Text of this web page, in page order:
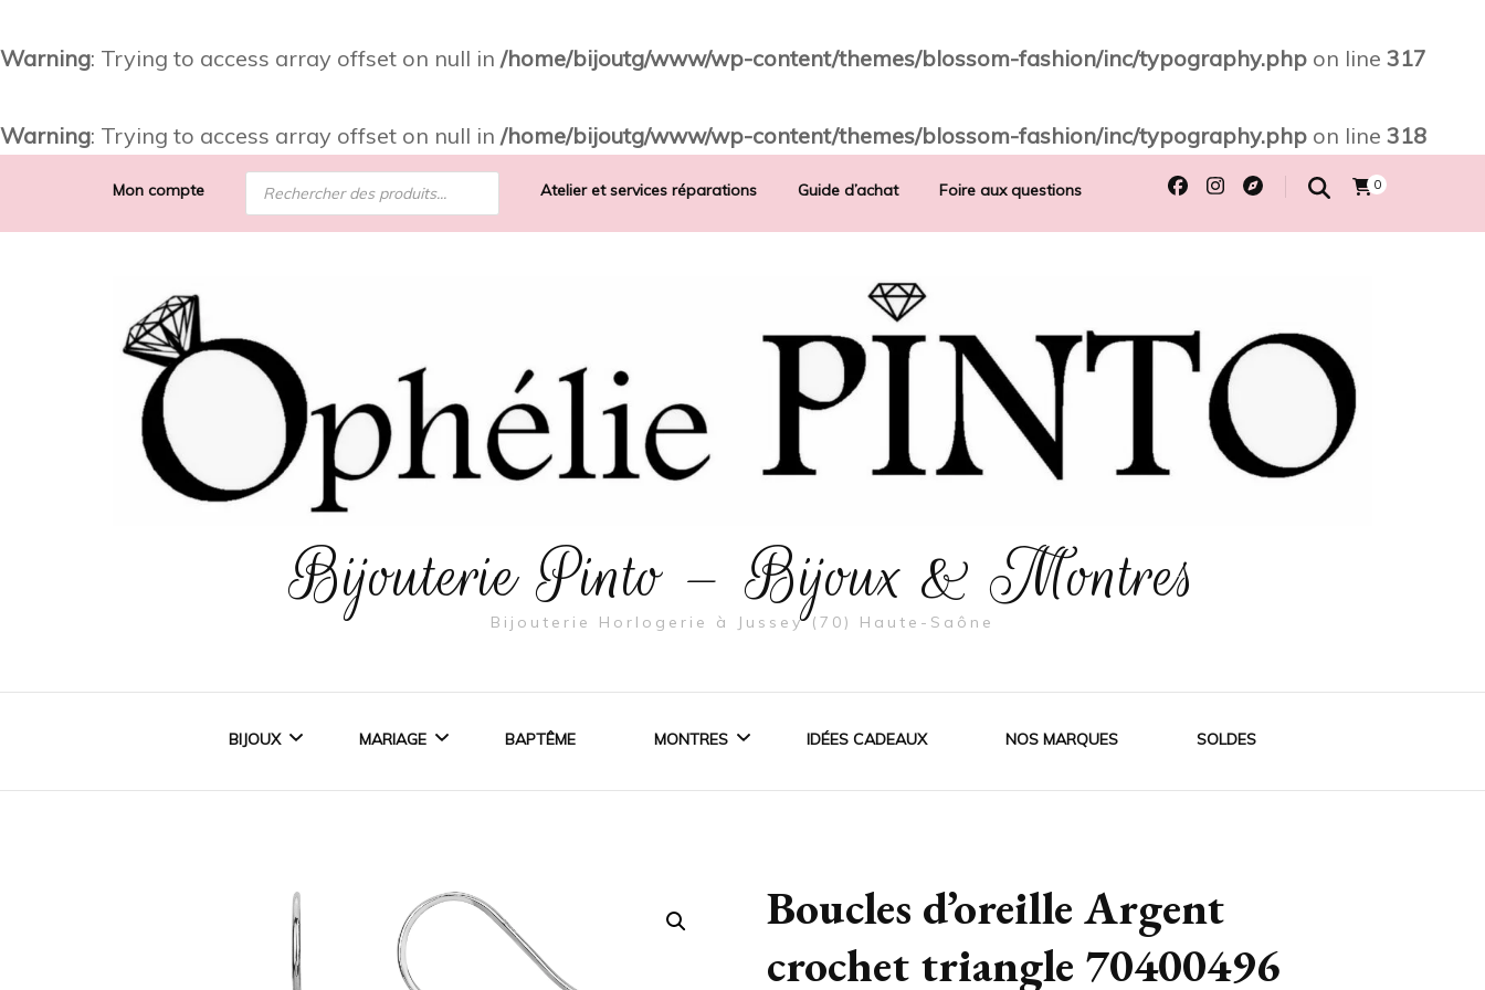
Warning: Trying to access array offset on null in /home/bijoutg/www/wp-content/themes/blossom-fashion/inc/typography.php on line 317
Warning: Trying to access array offset on null in /home/bijoutg/www/wp-content/themes/blossom-fashion/inc/typography.php on line 318
Mon compte
Recherche
produits
Atelier et services réparations Guide d’achat Foire aux questions 0
Bijouterie Pinto – Bijoux & Montres
Bijouterie Horlogerie à Jussey (70) Haute-Saône
BIJOUX
BIJOUX EN OR
BIJOUX ENFANT
BIJOUX HOMME
MARIAGE
BAGUE DE FIANÇAILLES
ACCESSOIRES MARIAGE
BAPTÊME MONTRES
MONTRES FEMME
MONTRES ENFANT
IDÉES CADEAUX NOS MARQUES SOLDES
Boucles d’oreille Argent
crochet triangle 70400496